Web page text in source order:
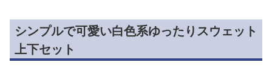
シンプルで可愛い白色系ゆったりスウェット
上下セット